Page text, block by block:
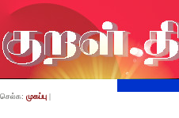
செல்க: முகப்பு |